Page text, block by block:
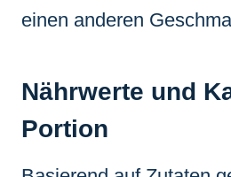
einen anderen
Nährwerte und
Portion